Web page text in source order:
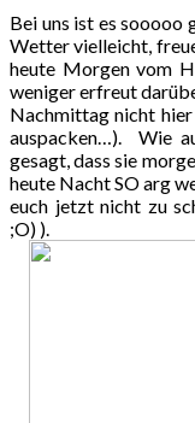
Bei uns ist es sooooo
Wetter vielleicht,
heute Morgen vom
weniger erfreut
Nachmittag nicht
auspacken…). Wie
gesagt, dass sie
heute Nacht SO arg
euch jetzt nicht zu
;O) ).